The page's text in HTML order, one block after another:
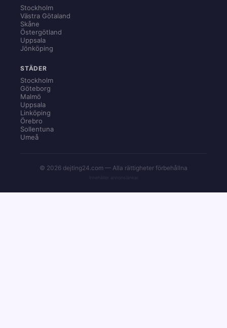
Stockholm
Västra Götaland
Skåne
Östergötland
Uppsala
Jönköping
STÄDER
Stockholm
Göteborg
Malmö
Uppsala
Linköping
Örebro
Sollentuna
Umeå
© 2026 dejting24.com — Alla rättigheter förbehållna